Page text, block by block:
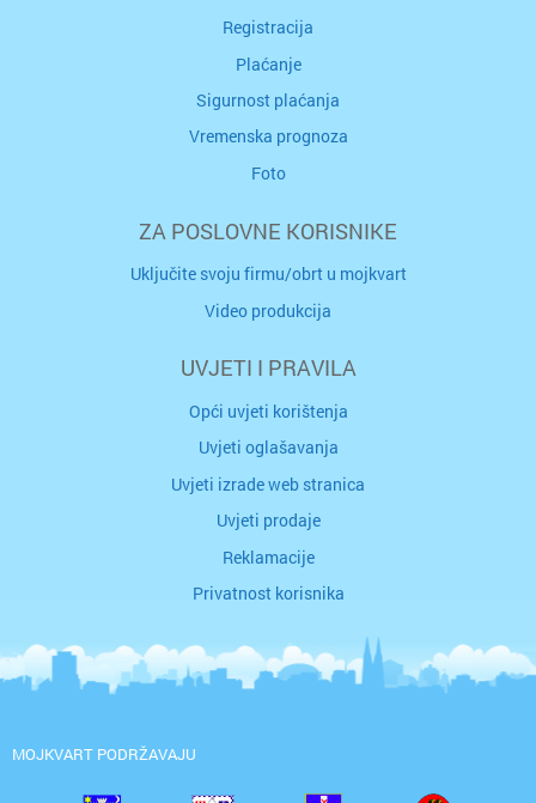
Registracija
Plaćanje
Sigurnost plaćanja
Vremenska prognoza
Foto
ZA POSLOVNE KORISNIKE
Uključite svoju firmu/obrt u mojkvart
Video produkcija
UVJETI I PRAVILA
Opći uvjeti korištenja
Uvjeti oglašavanja
Uvjeti izrade web stranica
Uvjeti prodaje
Reklamacije
Privatnost korisnika
MOJKVART PODRŽAVAJU